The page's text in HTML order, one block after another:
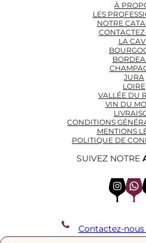
À
LES
NOTRE
LA
JURA
LOIRE
VALLÉE DU
VIN DU
CONDITIONS
MENTIONS
POLITIQUE DE
SUIVEZ NOTRE
InstagramWhatsApp
Contactez-nous